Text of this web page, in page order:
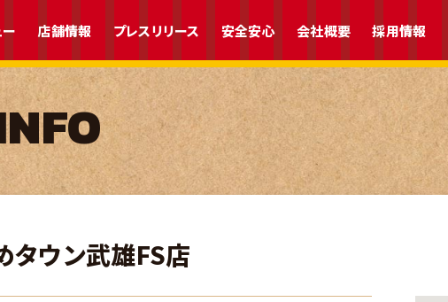
店舗情報 プレスリリース 安全安心 会社概要 採用情報
タウン武雄FS店